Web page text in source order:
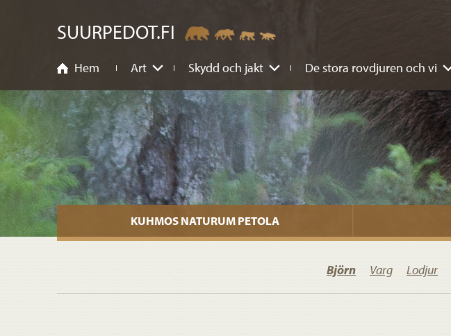
SUURPEDOT.FI
Hem Art Skydd och jakt De stora rovdjuren och vi
KUHMOS NATURUM PETOLA
Björn Varg Lodjur